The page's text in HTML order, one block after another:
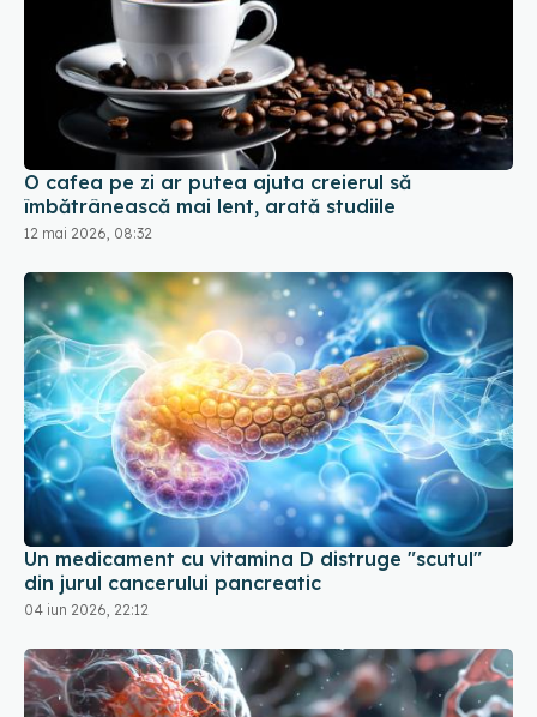
O cafea pe zi ar putea ajuta creierul să
îmbătrânească mai lent, arată studiile
12 mai 2026, 08:32
Un medicament cu vitamina D distruge "scutul"
din jurul cancerului pancreatic
04 iun 2026, 22:12